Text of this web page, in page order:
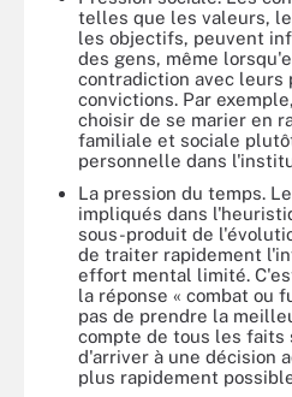
telles que les valeurs,
les objectifs, peuvent
des gens, même
contradiction avec leurs
convictions. Par
choisir de se marier en
familiale et sociale
personnelle dans
La pression du temps.
impliqués dans
sous-produit de
de traiter rapidement
effort mental limité.
la réponse « combat ou
pas de prendre la
compte de tous les
d'arriver à une décision
plus rapidement